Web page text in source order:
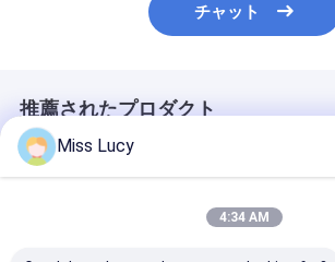
チャット
推薦されたプロダクト
Miss Lucy
4:34 AM